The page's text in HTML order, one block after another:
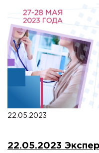
22.05.2023
22.05.2023